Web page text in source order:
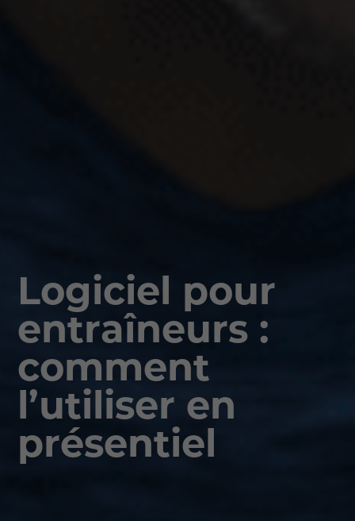
Logiciel pour
entraîneurs :
comment
l’utiliser en
présentiel